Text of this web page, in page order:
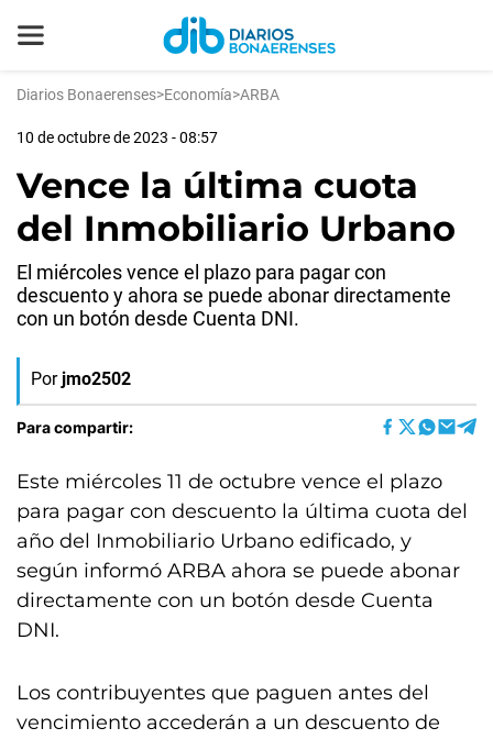
Diarios Bonaerenses>Economía>ARBA
10 de octubre de 2023 - 08:57
Vence la última cuota
del Inmobiliario Urbano
El miércoles vence el plazo para pagar con
descuento y ahora se puede abonar directamente
con un botón desde Cuenta DNI.
Por jmo2502
Para compartir:
Este miércoles 11 de octubre vence el plazo
para pagar con descuento la última cuota del
año del Inmobiliario Urbano edificado, y
según informó ARBA ahora se puede abonar
directamente con un botón desde Cuenta
DNI.
Los contribuyentes que paguen antes del
vencimiento accederán a un descuento de